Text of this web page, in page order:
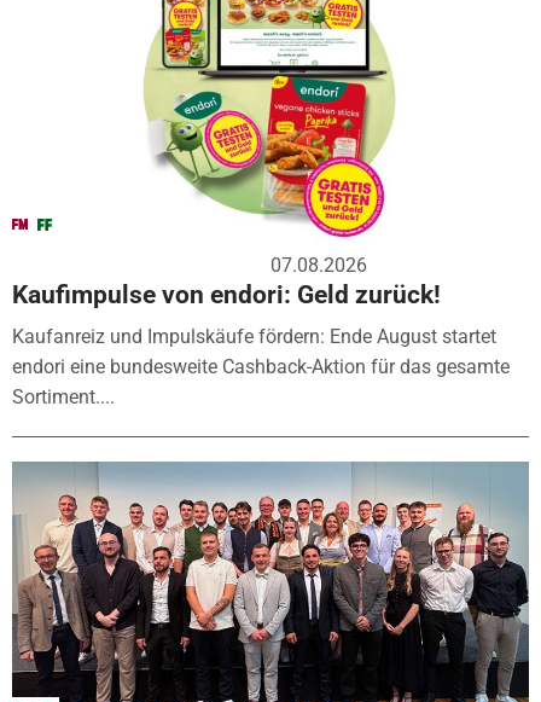
07.08.2026
Kaufimpulse von endori: Geld zurück!
Kaufanreiz und Impulskäufe fördern: Ende August startet
endori eine bundesweite Cashback-Aktion für das gesamte
Sortiment....